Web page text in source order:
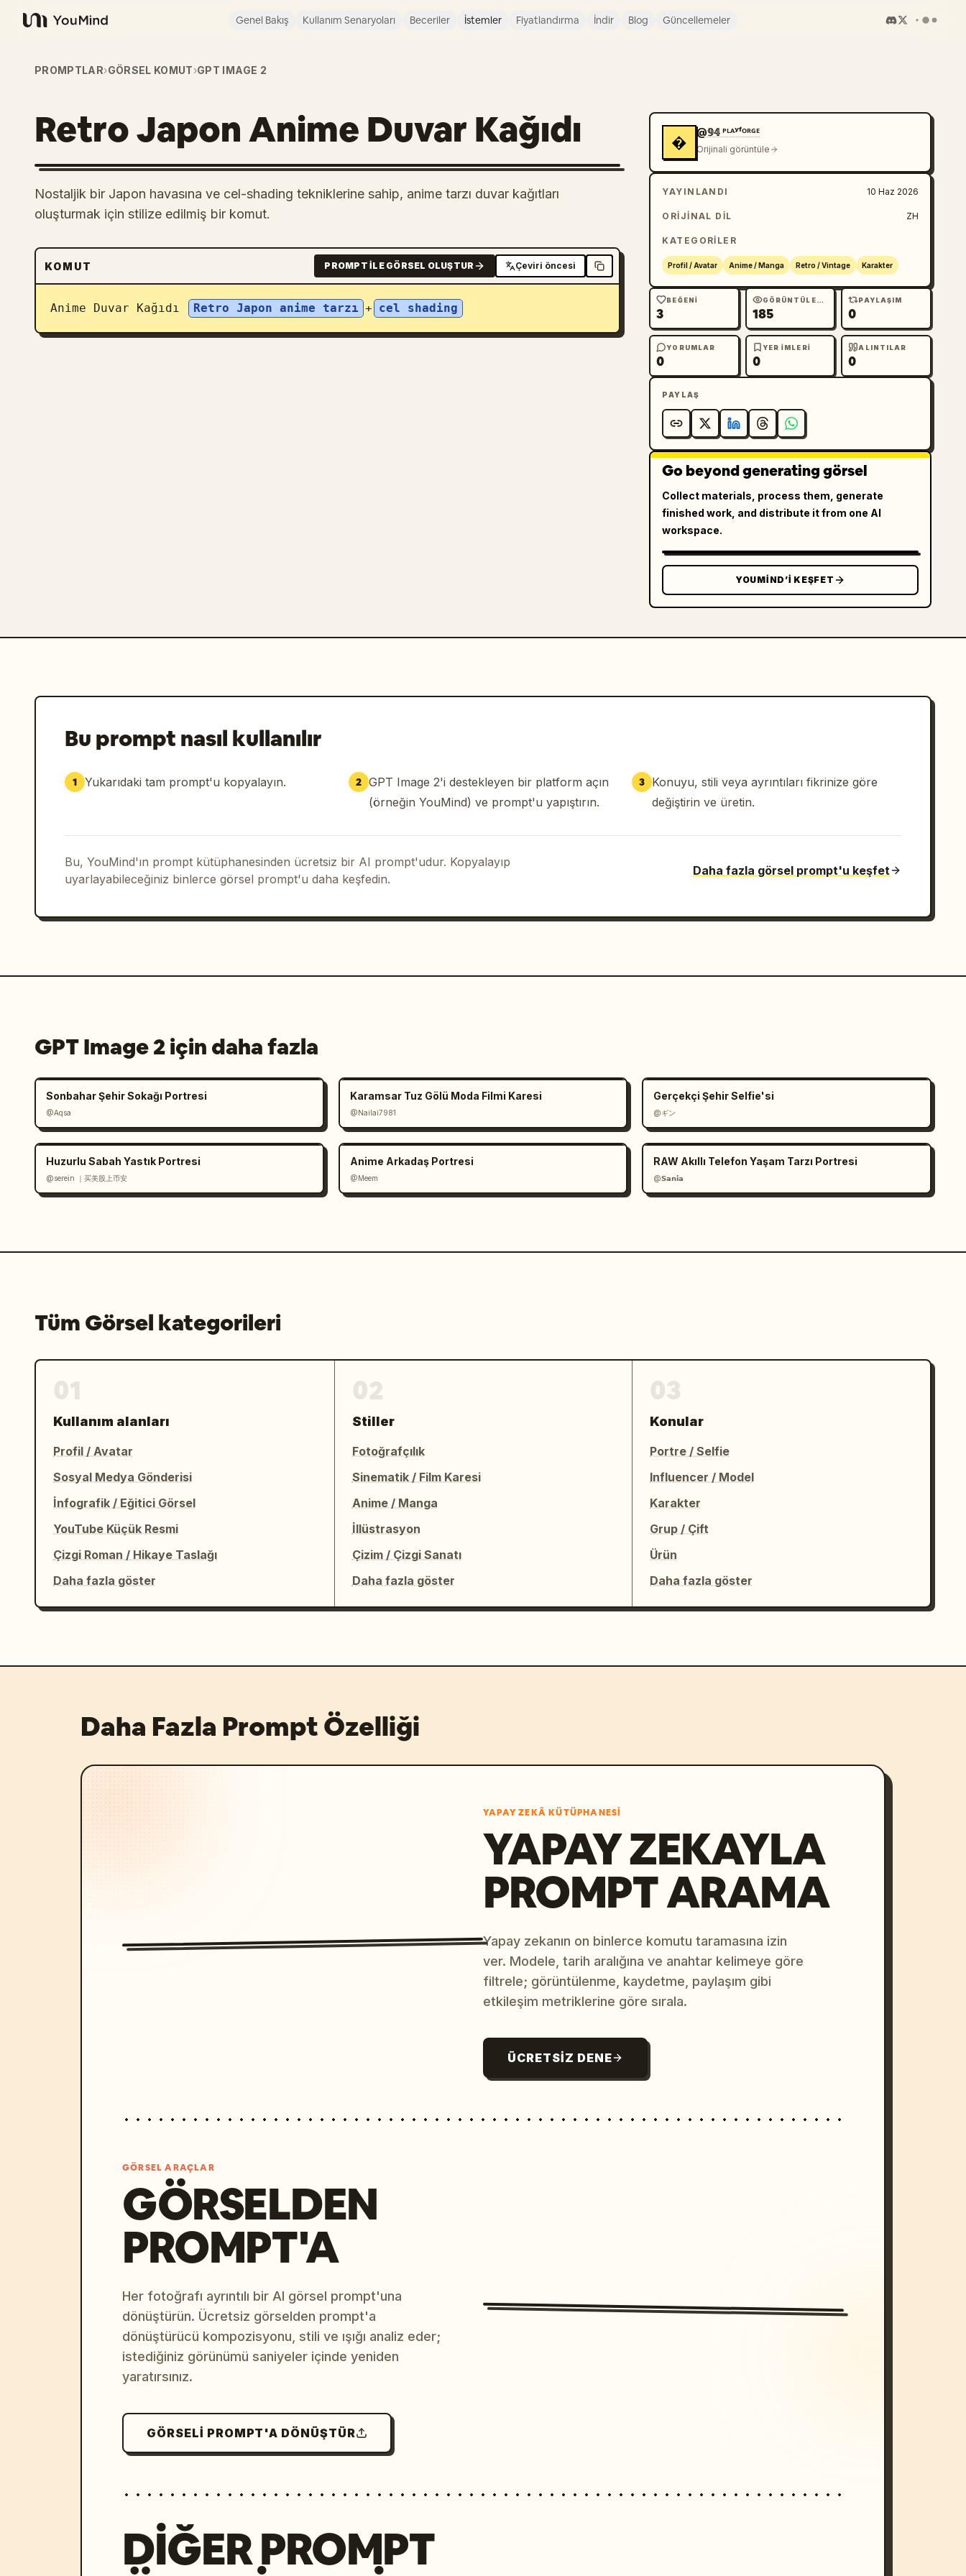
YouMind
Genel Bakış Kullanım Senaryoları Beceriler İstemler Fiyatlandırma İndir Blog Güncellemeler
PROMPTLAR›GÖRSEL KOMUT›GPT IMAGE 2
Retro Japon Anime Duvar Kağıdı
Nostaljik bir Japon havasına ve cel-shading tekniklerine sahip, anime tarzı duvar kağıtları
oluşturmak için stilize edilmiş bir komut.
KOMUT PROMPT ILE GÖRSEL OLUŞTUR Çeviri öncesi
Anime Duvar Kağıdı Retro Japon anime tarzı + cel shading
�
@𝟡𝟜 ᴾᴸᴬʸᶠᴼᴿᴳᴱ
Orijinali görüntüle
YAYINLANDI 10 Haz 2026
ORIJINAL DIL ZH
KATEGORILER
Profil / Avatar Anime / Manga Retro / Vintage Karakter
BEĞENI
3
GÖRÜNTÜLEME
185
PAYLAŞIM
0
YORUMLAR
0
YER IMLERI
0
ALINTILAR
0
PAYLAŞ
Go beyond generating görsel
Collect materials, process them, generate
finished work, and distribute it from one AI
workspace.
YOUMIND’I KEŞFET
Bu prompt nasıl kullanılır
1 Yukarıdaki tam prompt'u kopyalayın. 2 GPT Image 2'i destekleyen bir platform açın
(örneğin YouMind) ve prompt'u yapıştırın.
3
Konuyu, stili veya ayrıntıları fikrinize göre
değiştirin ve üretin.
Bu, YouMind'ın prompt kütüphanesinden ücretsiz bir AI prompt'udur. Kopyalayıp
uyarlayabileceğiniz binlerce görsel prompt'u daha keşfedin.
Daha fazla görsel prompt'u keşfet
GPT Image 2 için daha fazla
Sonbahar Şehir Sokağı Portresi
@Aqsa
Karamsar Tuz Gölü Moda Filmi Karesi
@Nailai7981
Gerçekçi Şehir Selfie'si
@ギン
Huzurlu Sabah Yastık Portresi
@serein ｜买美股上币安
Anime Arkadaş Portresi
@Meem
RAW Akıllı Telefon Yaşam Tarzı Portresi
@𝗦𝗮𝗻𝗶𝗮
Tüm Görsel kategorileri
Kullanım alanları
Profil / Avatar
Sosyal Medya Gönderisi
İnfografik / Eğitici Görsel
YouTube Küçük Resmi
Çizgi Roman / Hikaye Taslağı
Daha fazla göster
Stiller
Fotoğrafçılık
Sinematik / Film Karesi
Anime / Manga
İllüstrasyon
Çizim / Çizgi Sanatı
Daha fazla göster
Konular
Portre / Selfie
Influencer / Model
Karakter
Grup / Çift
Ürün
Daha fazla göster
Daha Fazla Prompt Özelliği
YAPAY ZEKÂ KÜTÜPHANESI
YAPAY ZEKAYLA
PROMPT ARAMA
Yapay zekanın on binlerce komutu taramasına izin
ver. Modele, tarih aralığına ve anahtar kelimeye göre
filtrele; görüntülenme, kaydetme, paylaşım gibi
etkileşim metriklerine göre sırala.
ÜCRETSIZ DENE
GÖRSEL ARAÇLAR
GÖRSELDEN
PROMPT'A
Her fotoğrafı ayrıntılı bir AI görsel prompt'una
dönüştürün. Ücretsiz görselden prompt'a
dönüştürücü kompozisyonu, stili ve ışığı analiz eder;
istediğiniz görünümü saniyeler içinde yeniden
yaratırsınız.
GÖRSELI PROMPT'A DÖNÜŞTÜR
DIĞER PROMPT